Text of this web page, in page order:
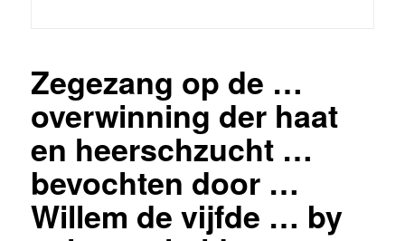
Zegezang op de …
overwinning der haat
en heerschzucht …
bevochten door …
Willem de vijfde … by